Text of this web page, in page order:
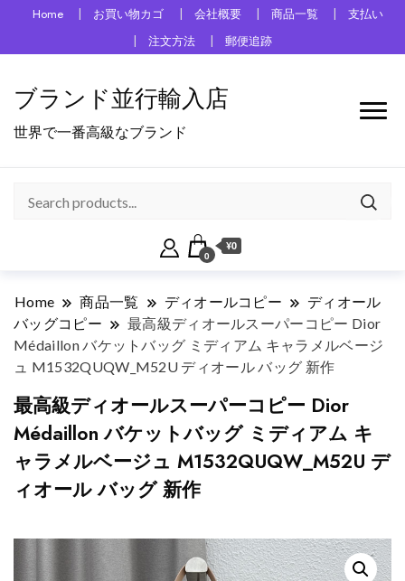
Home お買い物カゴ 会社概要 商品一覧
支払い
注文方法
郵便追跡
ブランド並行輸入店
世界で一番高級なブランド
0
¥0
Home 商品一覧 ディオールコピー
ディオール
バッグコピー
最高級ディオールスーパーコピー Dior
Médaillon バケットバッグ ミディアム キャラメルベージ
ュ M1532QUQW_M52U ディオール バッグ 新作
最高級ディオールスーパーコピー Dior
Médaillon バケットバッグ ミディアム キ
ャラメルベージュ M1532QUQW_M52U デ
ィオール バッグ 新作